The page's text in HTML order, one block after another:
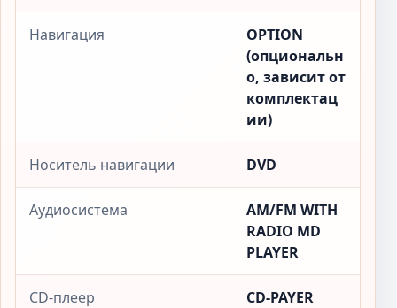
Навигация
OPTION
(опциональн
о, зависит от
комплектац
ии)
Носитель навигации DVD
Аудиосистема
AM/FM WITH
RADIO MD
PLAYER
CD-плеер CD-PAYER